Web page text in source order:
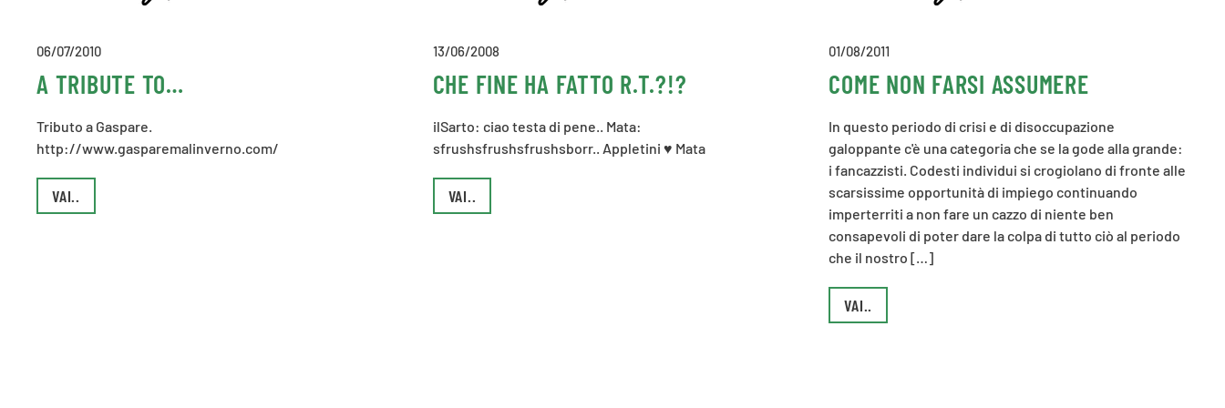
06/07/2010
A TRIBUTE TO…
Tributo a Gaspare.
http://www.gasparemalinverno.com/
VAI..
13/06/2008
CHE FINE HA FATTO R.T.?!?
ilSarto: ciao testa di pene.. Mata:
sfrushsfrushsfrushsborr.. Appletini ♥ Mata
VAI..
01/08/2011
COME NON FARSI ASSUMERE
In questo periodo di crisi e di disoccupazione
galoppante c'è una categoria che se la gode alla grande:
i fancazzisti. Codesti individui si crogiolano di fronte alle
scarsissime opportunità di impiego continuando
imperterriti a non fare un cazzo di niente ben
consapevoli di poter dare la colpa di tutto ciò al periodo
che il nostro […]
VAI..